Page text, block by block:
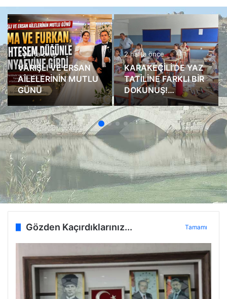
2 hafta önce
VARIŞLI VE ERSAN
AİLELERİNİN MUTLU
GÜNÜ
2 hafta önce
KARAKЕÇİLİ’DE YAZ
TATİLİNE FARKLI BİR
DOKUNUŞ!
ÖĞRENCİLER
KİTAPLARLA
BULUŞTU
Gözden Kaçırdıklarınız... Tamamı